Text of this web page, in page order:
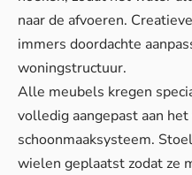
naar de afvoeren.
immers doordachte
woningstructuur.
Alle meubels kregen
volledig aangepast aan
schoonmaaksysteem.
wielen geplaatst zodat ze